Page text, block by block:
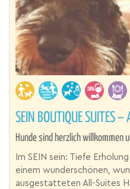
SEIN BOUTIQUE SUITES –
Hunde sind herzlich willkommen
Im SEIN sein: Tiefe
einem wunderschönen,
ausgestatteten All-Suites